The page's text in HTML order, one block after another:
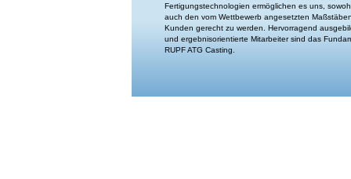
Fertigungstechnologien ermöglichen es uns,
auch den vom Wettbewerb angesetzten
Kunden gerecht zu werden. Hervorragend
und ergebnisorientierte Mitarbeiter sind das
RUPF ATG Casting.